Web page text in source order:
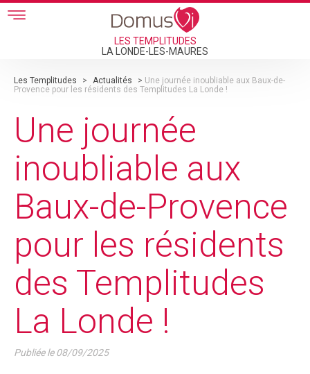
Skip to main content
LES TEMPLITUDES
LA LONDE-LES-MAURES
Les Templitudes > Actualités > Une journée inoubliable aux Baux-de-
Provence pour les résidents des Templitudes La Londe !
Une journée
inoubliable aux
Baux-de-Provence
pour les résidents
des Templitudes
La Londe !
Publiée le08/09/2025